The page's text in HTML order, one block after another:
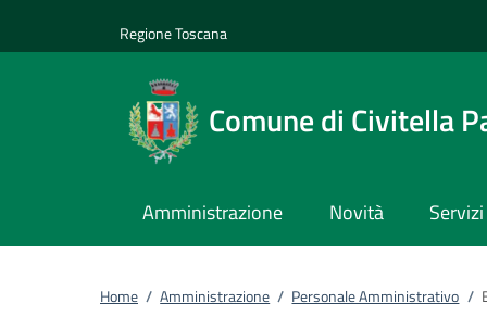
Regione Toscana
Comune di Civitella
Amministrazione Novità Servizi
Home / Amministrazione / Personale Amministrativo /